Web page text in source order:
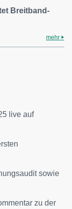
Breitband-
mehr
live auf
sowie
zu der